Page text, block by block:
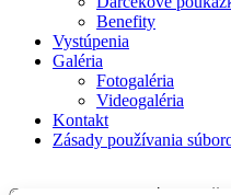
Benefity
Vystúpenia
Galéria
Fotogaléria
Videogaléria
Kontakt
Zásady používania